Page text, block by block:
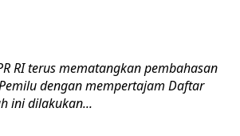
RI terus mematangkan pembahasan
dengan mempertajam Daftar
ini dilakukan...